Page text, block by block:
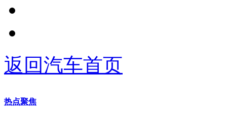
返回汽车首页
热点聚焦